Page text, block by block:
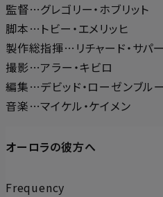
監督…グレゴリー・ホブリット
脚本…トビー・エメリッヒ
製作総指揮…リチャード・サパー
撮影…アラー・キビロ
編集…デビッド・ローゼンブル
音楽…マイケル・ケイメン
オーロラの彼方へ
Frequency